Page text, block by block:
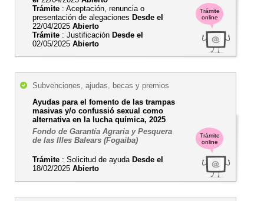
Trámite
online
Trámite : Aceptación, renuncia o
presentación de alegaciones Desde el
22/04/2025 Abierto
Trámite : Justificación Desde el
02/05/2025 Abierto
Trámite
online
Subvenciones, ajudas, becas y premios
Ayudas para el fomento de las trampas
masivas y/o confussió sexual como
alternativa en la lucha química, 2025
Fondo de Garantía Agraria y Pesquera
de las Illes Balears (Fogaiba)
Trámite : Solicitud de ayuda Desde el
18/02/2025 Abierto